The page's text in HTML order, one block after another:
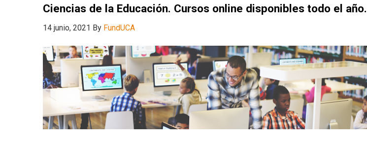
Ciencias de la Educación. Cursos online disponibles todo el año.
14 junio, 2021 By FundUCA